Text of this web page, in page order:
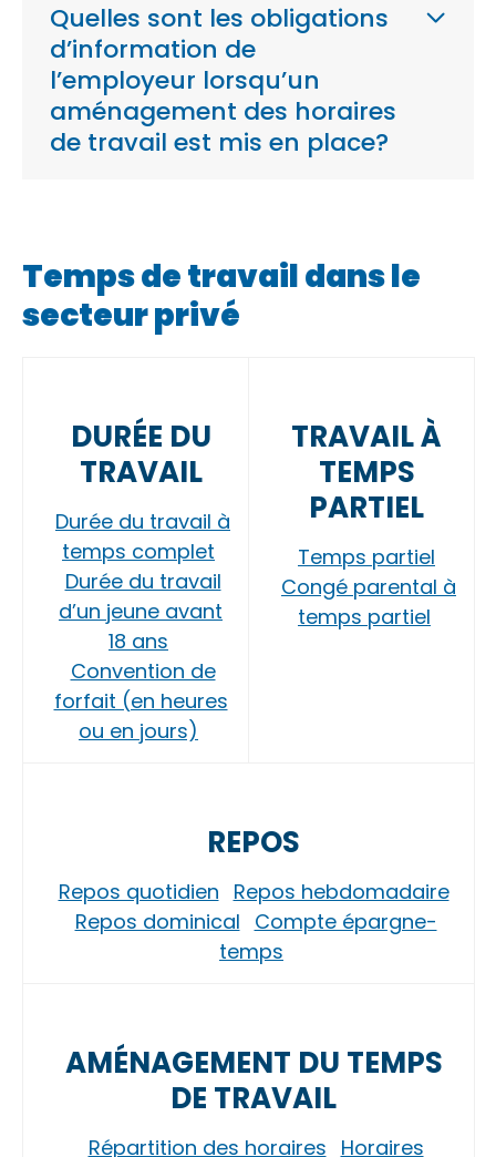
Quelles sont les obligations
d’information de
l’employeur lorsqu’un
aménagement des horaires
de travail est mis en place?
Temps de travail dans le
secteur privé
DURÉE DU
TRAVAIL
Durée du travail à
temps complet
Durée du travail
d’un jeune avant
18 ans
Convention de
forfait (en heures
ou en jours)
TRAVAIL À
TEMPS
PARTIEL
Temps partiel
Congé parental à
temps partiel
REPOS
Repos quotidien Repos hebdomadaire
Repos dominical Compte épargne-
temps
AMÉNAGEMENT DU TEMPS
DE TRAVAIL
Répartition des horaires Horaires